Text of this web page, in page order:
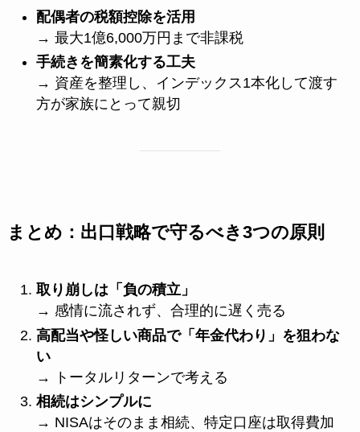
配偶者の税額控除を活用
→ 最大1億6,000万円まで非課税
手続きを簡素化する工夫
→ 資産を整理し、インデックス1本化して渡す
方が家族にとって親切
まとめ：出口戦略で守るべき3つの原則
取り崩しは「負の積立」
→ 感情に流されず、合理的に遅く売る
高配当や怪しい商品で「年金代わり」を狙わな
い
→ トータルリターンで考える
相続はシンプルに
→ NISAはそのまま相続、特定口座は取得費加